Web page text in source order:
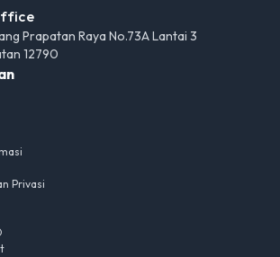
Prapatan Raya No.73A Lantai 3
12790
Privasi